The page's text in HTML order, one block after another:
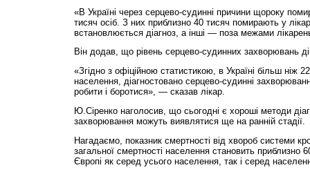
«В Україні через серцево-судинні причини щороку
тисяч осіб. З них приблизно 40 тисяч помирають у
встановлюється діагноз, а інші — поза межами
Він додав, що рівень серцево-судинних захворювань
«Згідно з офіційною статистикою, в Україні більш ніж
населення, діагностовано серцево-судинні
робити і боротися», — сказав лікар.
Ю.Сіренко наголосив, що сьогодні є хороші методи
захворювання можуть виявлятися ще на ранній стадії.
Нагадаємо, показник смертності від хвороб системи
загальної смертності населення становить приблизно
Європі як серед усього населення, так і серед